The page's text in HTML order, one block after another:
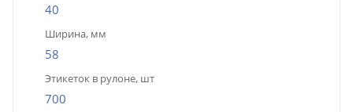
40
Ширина, мм
58
Этикеток в рулоне, шт
700